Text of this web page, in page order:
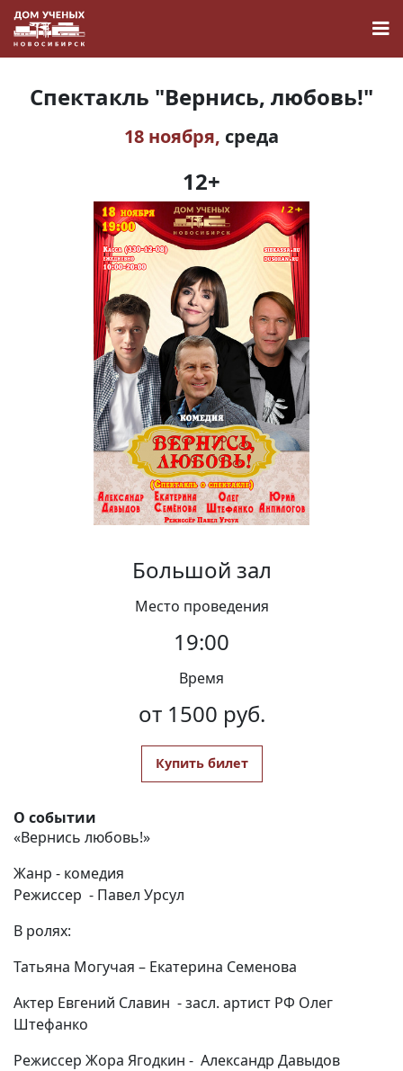
Наука
О Доме учёных
Виртуальный тур
Контакты
Вакансии
Спектакль "Вернись, любовь!"
18 ноября, среда
12+
Большой зал
Место проведения
19:00
Время
от 1500 руб.
Купить билет
О событии
«Вернись любовь!»
Жанр - комедия
Режиссер - Павел Урсул
В ролях:
Татьяна Могучая – Екатерина Семенова
Актер Евгений Славин - засл. артист РФ Олег
Штефанко
Режиссер Жора Ягодкин - Александр Давыдов